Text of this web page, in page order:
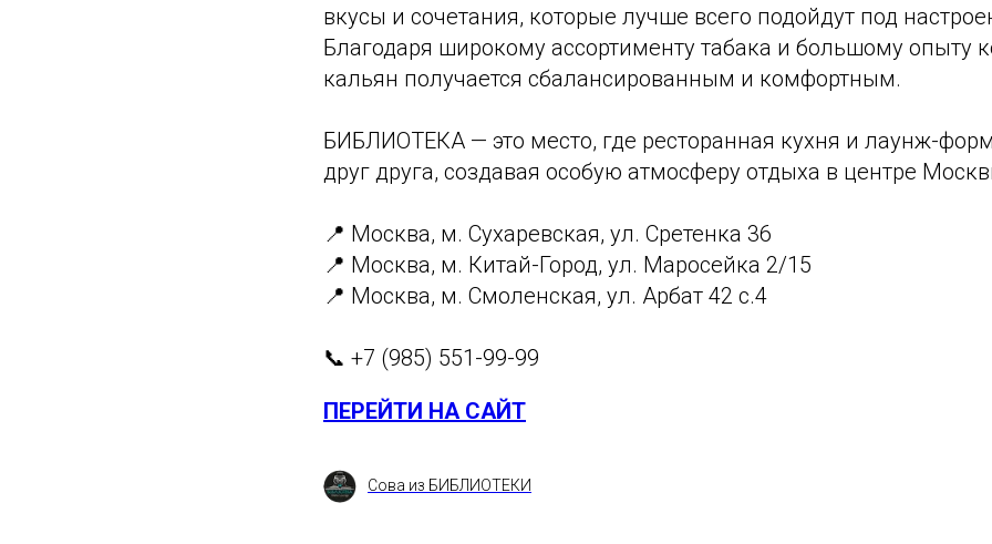
вкусы и сочетания, которые лучше всего подойдут под
Благодаря широкому ассортименту табака и большому
кальян получается сбалансированным и комфортным.
БИБЛИОТЕКА — это место, где ресторанная кухня и лаунж-
друг друга, создавая особую атмосферу отдыха в центре
📍 Москва, м. Сухаревская, ул. Сретенка 36
📍 Москва, м. Китай-Город, ул. Маросейка 2/15
📍 Москва, м. Смоленская, ул. Арбат 42 с.4
📞 +7 (985) 551-99-99
ПЕРЕЙТИ НА САЙТ
Сова из БИБЛИОТЕКИ